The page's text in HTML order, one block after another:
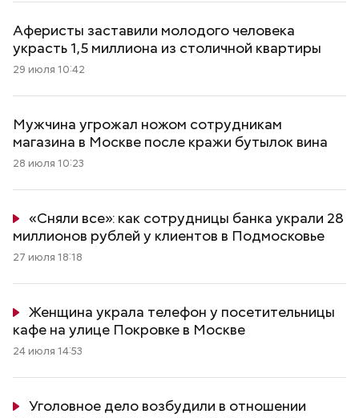
Аферисты заставили молодого человека
украсть 1,5 миллиона из столичной квартиры
29 июля 10:42
Мужчина угрожал ножом сотрудникам
магазина в Москве после кражи бутылок вина
28 июля 10:23
«Сняли все»: как сотрудницы банка украли 28
миллионов рублей у клиентов в Подмосковье
27 июля 18:18
Женщина украла телефон у посетительницы
кафе на улице Покровке в Москве
24 июля 14:53
Уголовное дело возбудили в отношении